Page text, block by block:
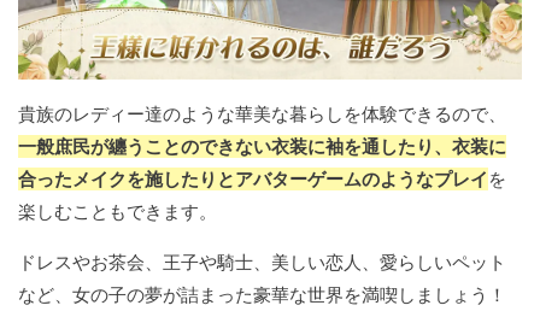
貴族のレディー達のような華美な暮らしを体験できるので、
一般庶民が纏うことのできない衣装に袖を通したり、衣装に
合ったメイクを施したりとアバターゲームのようなプレイ を
楽しむこともできます。
ドレスやお茶会、王子や騎士、美しい恋人、愛らしいペット
など、女の子の夢が詰まった豪華な世界を満喫しましょう！